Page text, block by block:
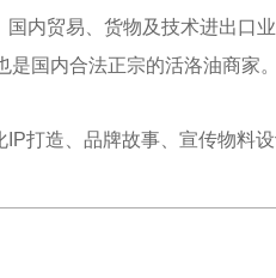
内贸易、货物及技术进出口
是国内合法正宗的活洛油商家。
打造、品牌故事、宣传物料设